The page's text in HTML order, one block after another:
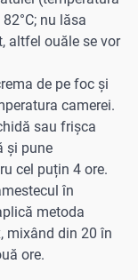
nu lăsa
altfel ouăle se vor
de pe foc și
camerei.
sau frișca
și pune
cel puțin 4 ore.
în
metoda
mixând din 20 în
ore.